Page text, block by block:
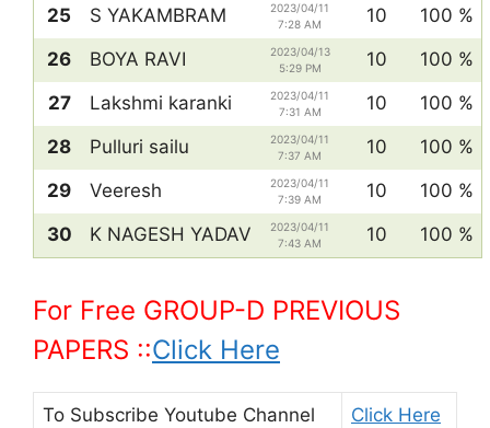
25
S YAKAMBRAM
2023/04/11
7:28 AM
10
100 %
26
BOYA RAVI
2023/04/13
5:29 PM
10
100 %
27
Lakshmi karanki
2023/04/11
7:31 AM
10
100 %
28
Pulluri sailu
2023/04/11
7:37 AM
10
100 %
29
Veeresh
2023/04/11
7:39 AM
10
100 %
30
K NAGESH YADAV
2023/04/11
7:43 AM
10 100 %
For Free GROUP-D PREVIOUS
PAPERS ::Click Here
To Subscribe Youtube Channel Click Here